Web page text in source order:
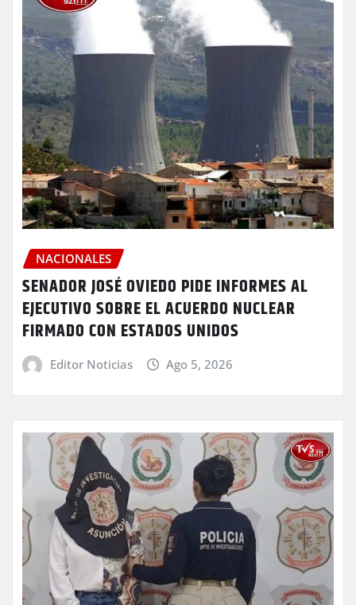
NACIONALES
SENADOR JOSÉ OVIEDO PIDE INFORMES AL
EJECUTIVO SOBRE EL ACUERDO NUCLEAR
FIRMADO CON ESTADOS UNIDOS
Editor Noticias Ago 5, 2026